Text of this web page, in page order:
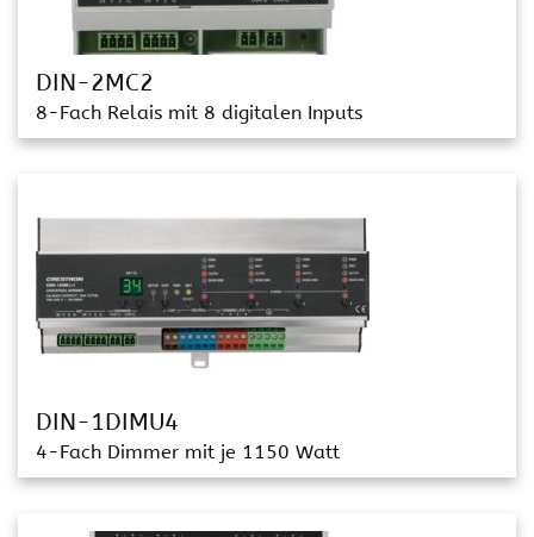
DIN-2MC2
8-Fach Relais mit 8 digitalen Inputs
DIN-1DIMU4
4-Fach Dimmer mit je 1150 Watt